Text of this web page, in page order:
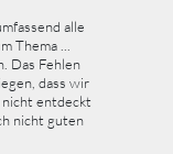
alle
Thema ...
Das Fehlen
dass wir
entdeckt
nicht guten